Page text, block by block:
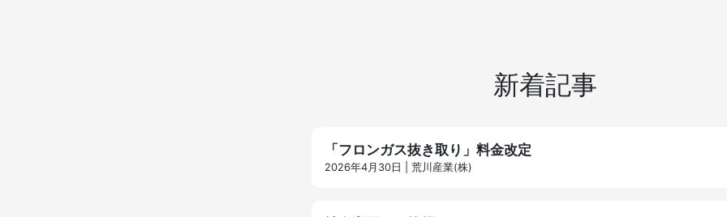
新着記事
「フロンガス抜き取り」料金改定
2026年4月30日 | 荒川産業(株)